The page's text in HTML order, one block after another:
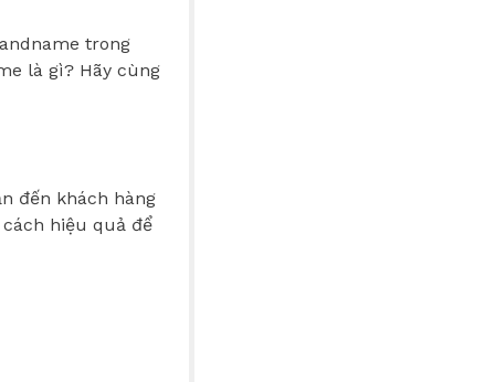
trong
là gì? Hãy cùng
đến khách hàng
hiệu quả để